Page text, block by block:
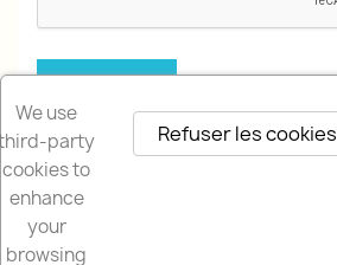
We use
party
cookies to
enhance
your
browsing
Refuser les cookies